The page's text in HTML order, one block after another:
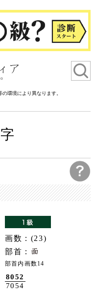
環境により異なります。
画数：(23)
部首：
部首内画数14
8052
7054